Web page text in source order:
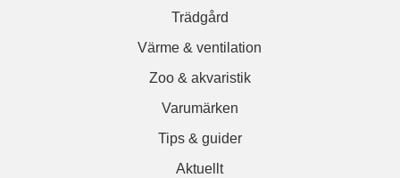
Trädgård
Värme & ventilation
Zoo & akvaristik
Varumärken
Tips & guider
Aktuellt